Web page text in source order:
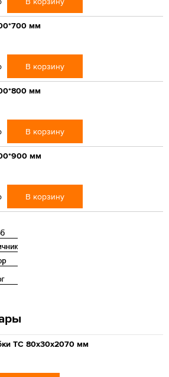
мм
В корзину
мм
В корзину
мм
В корзину
ТС 80х30х2070 мм